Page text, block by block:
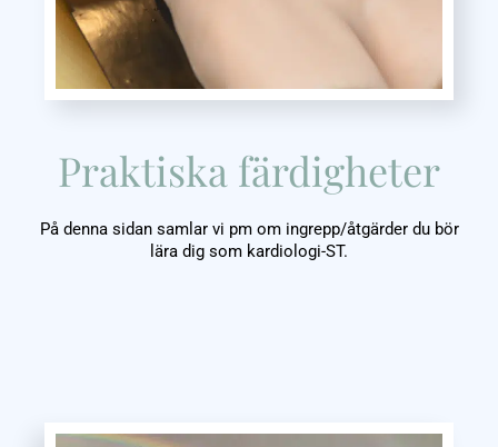
Praktiska färdigheter
På denna sidan samlar vi pm om ingrepp/åtgärder du bör
lära dig som kardiologi-ST.